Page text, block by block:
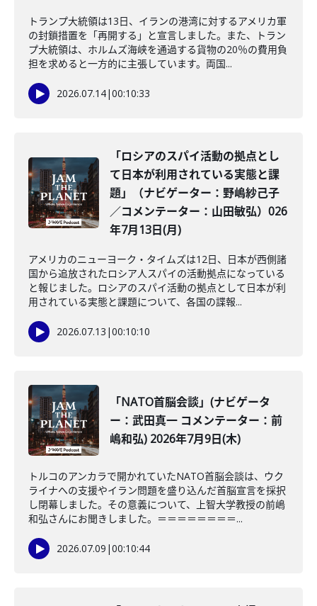
トランプ大統領は13日、イランの港湾に対するアメリカ軍
の封鎖措置を「再開する」と宣言しました。また、トラン
プ大統領は、ホルムズ海峡を通過する貨物の20％の費用負
担を求めると一方的に主張しています。両国...
2026.07.14|00:10:33
「ロシアのスパイ活動の拠点とし
て日本が利用されている実態と課
題」（ナビゲーター：野嶋紗己子
／コメンテーター：山田敏弘）026
年7月13日(月)
アメリカのニューヨーク・タイムズは12日、日本が西側諸
国から追放されたロシア人スパイの活動拠点になっている
と報じました。ロシアのスパイ活動の拠点として日本が利
用されている実態と課題について、各国の諜報...
2026.07.13 |00:10:10
「NATO首脳会談」(ナビゲータ
ー：武田真一 コメンテーター：前
嶋和弘) 2026年7月9日(木)
トルコのアンカラで開かれていたNATO首脳会談は、ウク
ライナへの支援やイラン問題を盛り込んだ首脳宣言を採択
し閉幕しました。その意義について、上智大学教授の前嶋
和弘さんにお聞きしました。＝＝＝＝＝＝＝＝...
2026.07.09 |00:10:44